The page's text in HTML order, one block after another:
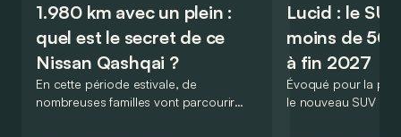
1.980 km avec un plein :
quel est le secret de ce
Nissan Qashqai ?
En cette période estivale, de
nombreuses familles vont parcourir
Lucid : le
moins de
à fin 2027
Évoqué pour la
le nouveau SUV